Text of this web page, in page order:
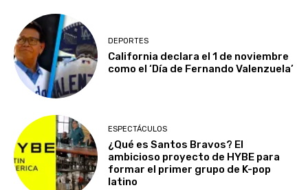
DEPORTES
California declara el 1 de noviembre
como el ‘Día de Fernando Valenzuela’
ESPECTÁCULOS
¿Qué es Santos Bravos? El
ambicioso proyecto de HYBE para
formar el primer grupo de K-pop
latino